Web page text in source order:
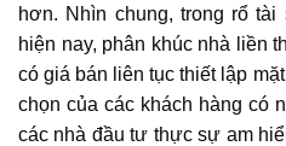
hơn. Nhìn chung, trong rổ
hiện nay, phân khúc nhà liền
có giá bán liên tục thiết lập
chọn của các khách hàng có
các nhà đầu tư thực sự am